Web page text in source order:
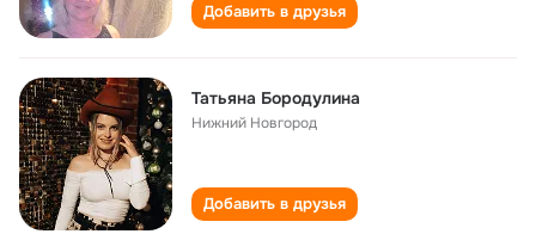
Добавить в друзья
Татьяна Бородулина
Нижний Новгород
Добавить в друзья